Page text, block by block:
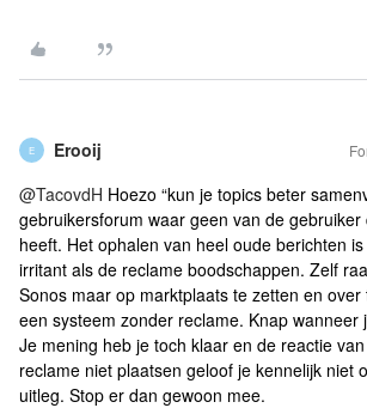
E Erooij
@TacovdH Hoezo “kun je topics beter
gebruikersforum waar geen van de gebruiker
heeft. Het ophalen van heel oude berichten
irritant als de reclame boodschappen. Zelf
Sonos maar op marktplaats te zetten en
een systeem zonder reclame. Knap wanneer
Je mening heb je toch klaar en de reactie
reclame niet plaatsen geloof je kennelijk niet
uitleg. Stop er dan gewoon mee.